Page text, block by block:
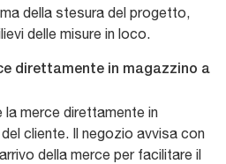
della stesura del progetto,
delle misure in loco.
direttamente in magazzino a
la merce direttamente in
cliente. Il negozio avvisa con
della merce per facilitare il